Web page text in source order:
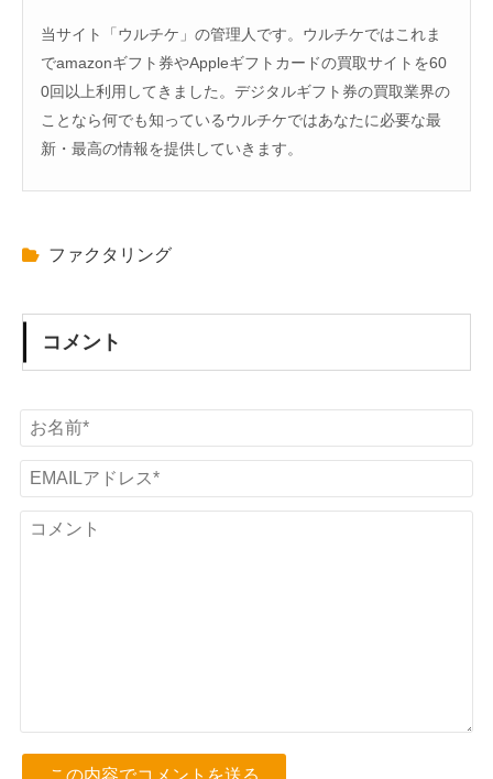
当サイト「ウルチケ」の管理人です。ウルチケではこれま
でamazonギフト券やAppleギフトカードの買取サイトを60
0回以上利用してきました。デジタルギフト券の買取業界の
ことなら何でも知っているウルチケではあなたに必要な最
新・最高の情報を提供していきます。
ファクタリング
コメント